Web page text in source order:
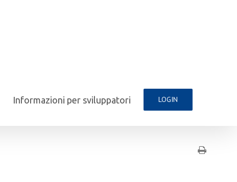
Informazioni per sviluppatori LOGIN